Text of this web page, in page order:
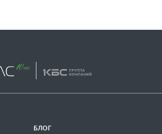
БЛОГ